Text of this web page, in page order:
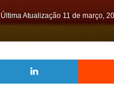
Última Atualização 11 de março,
Linkedin